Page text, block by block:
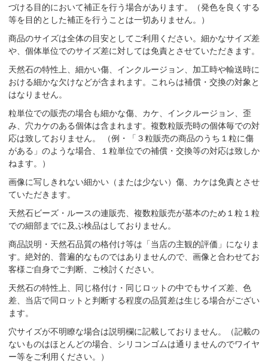
づける目的において補正を行う場合があります。（発色を良くする
等を目的とした補正を行うことは一切ありません。）
商品のサイズは全体の目安としてご利用ください。細かなサイズ差
や、個体単位でのサイズ差に対しては免責とさせていただきます。
天然石の特性上、細かい傷、インクルージョン、加工時や輸送時に
おける細かな欠けなどが含まれます。これらは補償・交換の対象と
はなりません。
粒単位での販売の場合も細かな傷、カケ、インクルージョン、歪
み、穴カケのある個体は含まれます。複数粒販売時の個体毎での対
応は致しておりません。 （例・「３粒販売の商品のうち１粒に傷
がある」のような場合、１粒単位での補償・交換等の対応は致しか
ねます。）
画像に写しきれない細かい（または少ない）傷、カケは免責とさせ
ていただきます。
天然石ビーズ・ルースの連販売、複数粒販売が基本のため１粒１粒
での細部までに及ぶ検品はしておりません。
商品説明・天然石品質の格付け等は「当店の主観的評価」になりま
す。絶対的、普遍的なものではありませんので、画像と合わせてお
客様ご自身でご判断、ご検討ください。
天然石の特性上、同じ格付け・同じロットの中でもサイズ差、色
差、当店で同ロットと判断する程度の品質差は生じる場合がござい
ます。
穴サイズが不明瞭な場合は説明欄に記載しておりません。（記載の
ないものはほとんどの場合、シリコンゴムは通りませんのでワイヤ
ー等をご利用ください。）